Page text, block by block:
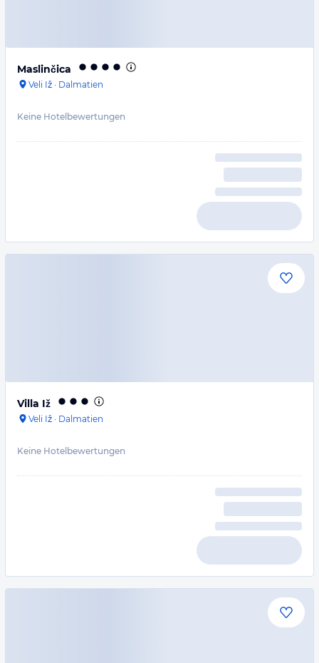
Maslinčica
Veli Iž · Dalmatien
Keine Hotelbewertungen
Villa Iž
Veli Iž · Dalmatien
Keine Hotelbewertungen